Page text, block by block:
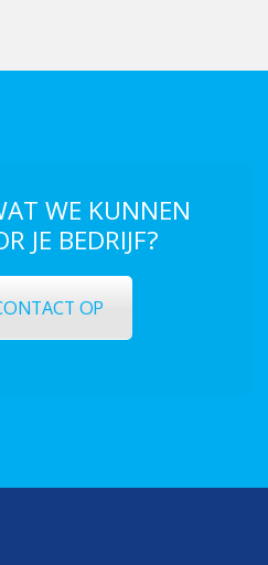
WE KUNNEN
JE BEDRIJF?
OP